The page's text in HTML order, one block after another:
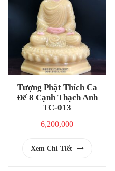
Tượng Phật Thích Ca
Đế 8 Cạnh Thạch Anh
TC-013
6,200,000
Xem Chi Tiết